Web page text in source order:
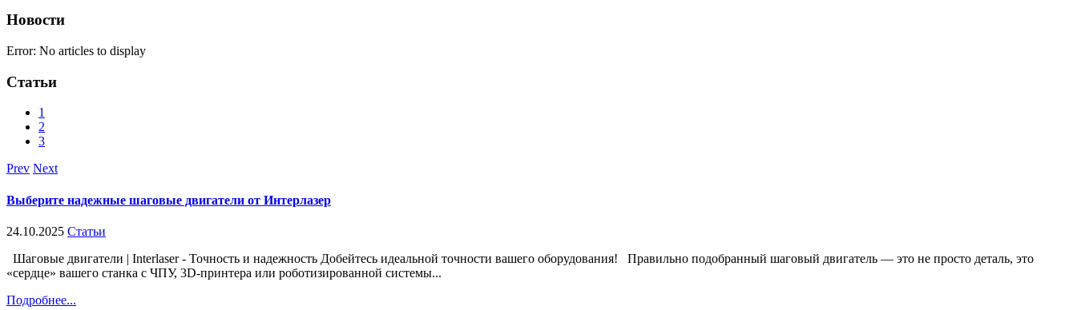
Новости
Error: No articles to display
Статьи
1
2
3
Prev Next
Выберите надежные шаговые двигатели от Интерлазер
24.10.2025 Статьи
Шаговые двигатели | Interlaser - Точность и надежность Добейтесь идеальной точности вашего оборудования! Правильно подобранный шаговый двигатель — это не просто деталь, это
«сердце» вашего станка с ЧПУ, 3D-принтера или роботизированной системы...
Подробнее...